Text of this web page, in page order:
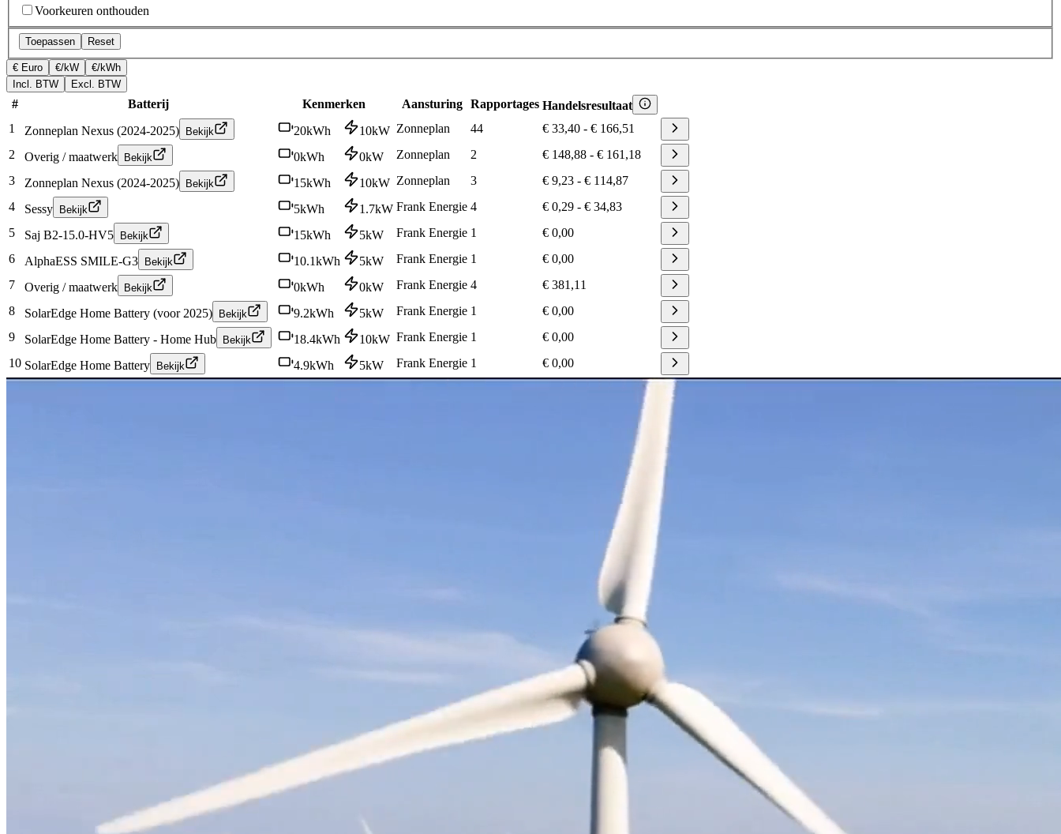
Voorkeuren onthouden
Toepassen Reset
€ Euro €/kW
€/kWh
Incl. BTW
Excl. BTW
# Batterij Kenmerken Aansturing Rapportages Handelsresultaat
1
Zonneplan Nexus (2024-2025) Bekijk 20kWh 10kW Zonneplan 44 € 33,40 - € 166,51
2
Overig / maatwerk Bekijk 0kWh 0kW Zonneplan 2 € 148,88 - € 161,18
3
Zonneplan Nexus (2024-2025) Bekijk 15kWh 10kW Zonneplan 3 € 9,23 - € 114,87
4
Sessy Bekijk 5kWh 1.7kW Frank Energie 4 € 0,29 - € 34,83
5
Saj B2-15.0-HV5 Bekijk 15kWh 5kW Frank Energie 1
€ 0,00
6
AlphaESS SMILE-G3 Bekijk 10.1kWh 5kW Frank Energie 1
€ 0,00
7
Overig / maatwerk Bekijk 0kWh 0kW Frank Energie 4
€ 381,11
8
SolarEdge Home Battery (voor 2025) Bekijk 9.2kWh 5kW Frank Energie 1
€ 0,00
9
SolarEdge Home Battery - Home Hub Bekijk 18.4kWh 10kW Frank Energie 1
€ 0,00
10 SolarEdge Home Battery Bekijk 4.9kWh 5kW Frank Energie 1 € 0,00